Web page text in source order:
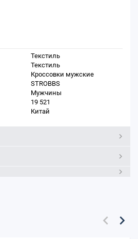
Текстиль
Текстиль
Кроссовки мужские
STROBBS
Мужчины
19 521
Китай